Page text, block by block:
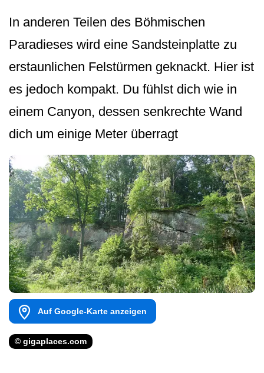
In anderen Teilen des Böhmischen
Paradieses wird eine Sandsteinplatte zu
erstaunlichen Felstürmen geknackt. Hier ist
es jedoch kompakt. Du fühlst dich wie in
einem Canyon, dessen senkrechte Wand
dich um einige Meter überragt
Auf Google-Karte anzeigen
© gigaplaces.com